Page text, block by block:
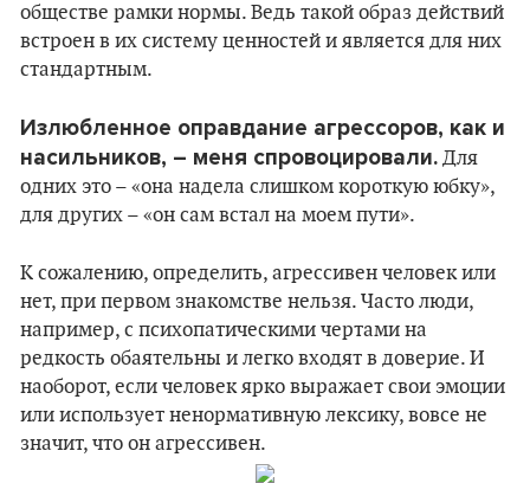
обществе рамки нормы. Ведь такой образ действий
встроен в их систему ценностей и является для них
стандартным.
Излюбленное оправдание агрессоров, как и
насильников, – меня спровоцировали. Для
одних это – «она надела слишком короткую юбку»,
для других – «он сам встал на моем пути».
К сожалению, определить, агрессивен человек или
нет, при первом знакомстве нельзя. Часто люди,
например, с психопатическими чертами на
редкость обаятельны и легко входят в доверие. И
наоборот, если человек ярко выражает свои эмоции
или использует ненормативную лексику, вовсе не
значит, что он агрессивен.